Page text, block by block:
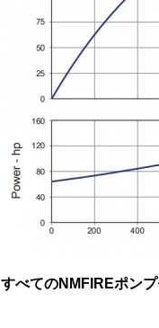
すべてのNMFIREポン